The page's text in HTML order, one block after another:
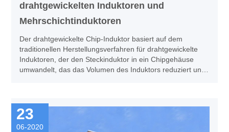
drahtgewickelten Induktoren und
Mehrschichtinduktoren
Der drahtgewickelte Chip-Induktor basiert auf dem
traditionellen Herstellungsverfahren für drahtgewickelte
Induktoren, der den Steckinduktor in ein Chipgehäuse
umwandelt, das das Volumen des Induktors reduziert und
23
06-2020